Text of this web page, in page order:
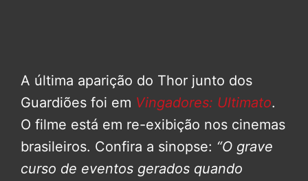
A última aparição do Thor junto dos
Guardiões foi em Vingadores: Ultimato.
O filme está em re-exibição nos cinemas
brasileiros. Confira a sinopse: “O grave
curso de eventos gerados quando